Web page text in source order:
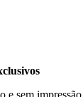
e sem impressão